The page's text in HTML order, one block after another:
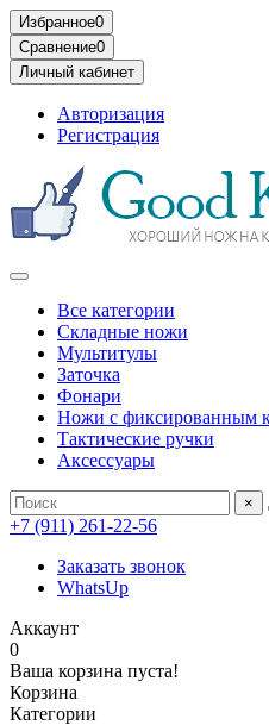
Избранное0
Сравнение0
Личный кабинет
Авторизация
Регистрация
Все категории
Складные ножи
Мультитулы
Заточка
Фонари
Ножи с фиксированным
Тактические ручки
Аксессуары
×
+7 (911) 261-22-56
Заказать звонок
WhatsUp
Аккаунт
0
Ваша корзина пуста!
Корзина
Категории